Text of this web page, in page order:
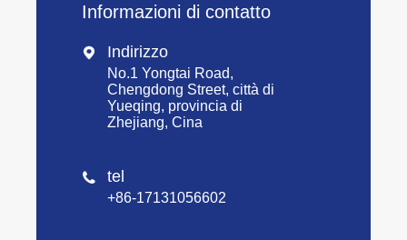
Informazioni di contatto
 Indirizzo
No.1 Yongtai Road,
Chengdong Street, città di
Yueqing, provincia di
Zhejiang, Cina
 tel
+86-17131056602